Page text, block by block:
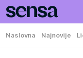
Naslovna Najnovije